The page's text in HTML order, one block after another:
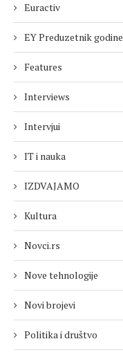
Euractiv
EY Preduzetnik godine
Features
Interviews
Intervjui
IT i nauka
IZDVAJAMO
Kultura
Novci.rs
Nove tehnologije
Novi brojevi
Politika i društvo